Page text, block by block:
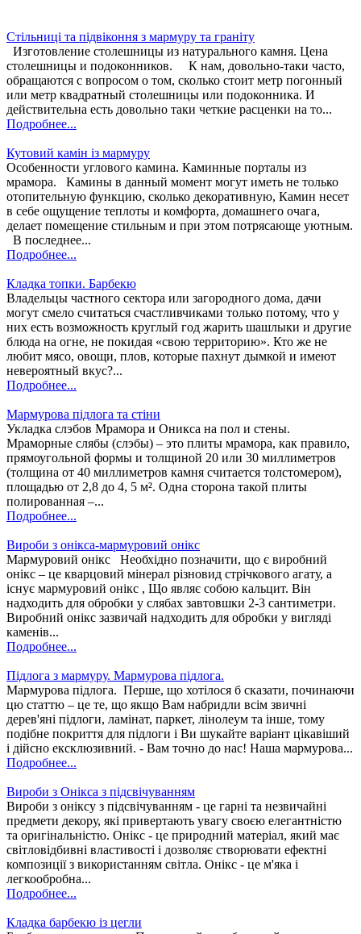
Стільниці та підвіконня з мармуру та граніту
Изготовление столешницы из натурального камня. Цена
столешницы и подоконников. К нам, довольно-таки часто,
обращаются с вопросом о том, сколько стоит метр погонный
или метр квадратный столешницы или подоконника. И
действительна есть довольно таки четкие расценки на то...
Подробнее...
Кутовий камін із мармуру
Особенности углового камина. Каминные порталы из
мрамора. Камины в данный момент могут иметь не только
отопительную функцию, сколько декоративную, Камин несет
в себе ощущение теплоты и комфорта, домашнего очага,
делает помещение стильным и при этом потрясающе уютным.
В последнее...
Подробнее...
Кладка топки. Барбекю
Владельцы частного сектора или загородного дома, дачи
могут смело считаться счастливчиками только потому, что у
них есть возможность круглый год жарить шашлыки и другие
блюда на огне, не покидая «свою территорию». Кто же не
любит мясо, овощи, плов, которые пахнут дымкой и имеют
невероятный вкус?...
Подробнее...
Мармурова підлога та стіни
Укладка слэбов Мрамора и Оникса на пол и стены.
Мраморные слябы (слэбы) – это плиты мрамора, как правило,
прямоугольной формы и толщиной 20 или 30 миллиметров
(толщина от 40 миллиметров камня считается толстомером),
площадью от 2,8 до 4, 5 м². Одна сторона такой плиты
полированная –...
Подробнее...
Вироби з онікса-мармуровий онікс
Мармуровий онікс Необхідно позначити, що є виробний
онікс – це кварцовий мінерал різновид стрічкового агату, а
існує мармуровий онікс , Що являє собою кальцит. Він
надходить для обробки у слябах завтовшки 2-3 сантиметри.
Виробний онікс зазвичай надходить для обробки у вигляді
каменів...
Подробнее...
Підлога з мармуру. Мармурова підлога.
Мармурова підлога. Перше, що хотілося б сказати, починаючи
цю статтю – це те, що якщо Вам набридли всім звичні
дерев'яні підлоги, ламінат, паркет, лінолеум та інше, тому
подібне покриття для підлоги і Ви шукайте варіант цікавіший
і дійсно ексклюзивний. - Вам точно до нас! Наша мармурова...
Подробнее...
Вироби з Онікса з підсвічуванням
Вироби з оніксу з підсвічуванням - це гарні та незвичайні
предмети декору, які привертають увагу своєю елегантністю
та оригінальністю. Онікс - це природний матеріал, який має
світловідбивні властивості і дозволяє створювати ефектні
композиції з використанням світла. Онікс - це м'яка і
легкообробна...
Подробнее...
Кладка барбекю із цегли